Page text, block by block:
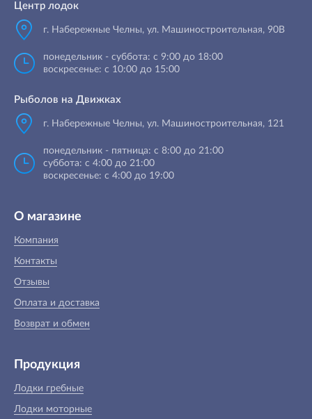
Центр лодок
г. Набережные Челны, ул. Машиностроительная, 90B
понедельник - суббота: с 9:00 до 18:00
воскресенье: с 10:00 до 15:00
Рыболов на Движках
г. Набережные Челны, ул. Машиностроительная, 121
понедельник - пятница: с 8:00 до 21:00
суббота: с 4:00 до 21:00
воскресенье: с 4:00 до 19:00
О магазине
Компания
Контакты
Отзывы
Оплата и доставка
Возврат и обмен
Продукция
Лодки гребные
Лодки моторные